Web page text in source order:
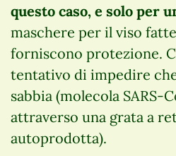
questo caso, e solo per
maschere per il viso
forniscono protezione.
tentativo di impedire
sabbia (molecola SARS-
attraverso una grata a
autoprodotta).